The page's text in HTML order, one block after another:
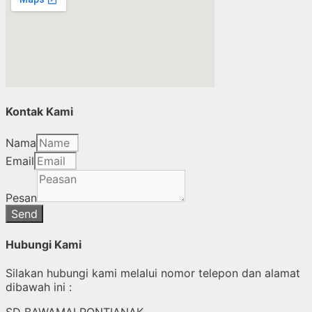
Kontak Kami
Nama
Email
Pesan
Send
Hubungi Kami
Silakan hubungi kami melalui nomor telepon dan alamat
dibawah ini :